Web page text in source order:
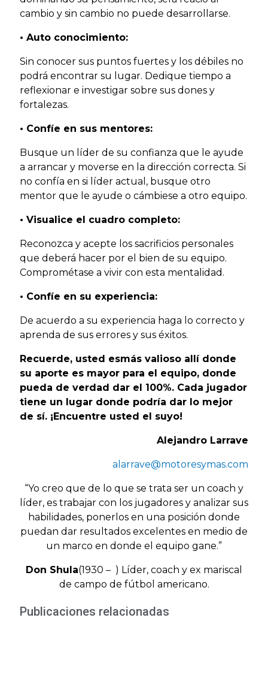
cambio y sin cambio no puede desarrollarse.
• Auto conocimiento:
Sin conocer sus puntos fuertes y los débiles no
podrá encontrar su lugar. Dedique tiempo a
reflexionar e investigar sobre sus dones y
fortalezas.
• Confíe en sus mentores:
Busque un líder de su confianza que le ayude
a arrancar y moverse en la dirección correcta. Si
no confía en si líder actual, busque otro
mentor que le ayude o cámbiese a otro equipo.
• Visualice el cuadro completo:
Reconozca y acepte los sacrificios personales
que deberá hacer por el bien de su equipo.
Comprométase a vivir con esta mentalidad.
• Confíe en su experiencia:
De acuerdo a su experiencia haga lo correcto y
aprenda de sus errores y sus éxitos.
Recuerde, usted esmás valioso allí donde
su aporte es mayor para el equipo, donde
pueda de verdad dar el 100%. Cada jugador
tiene un lugar donde podría dar lo mejor
de sí. ¡Encuentre usted el suyo!
Alejandro Larrave
alarrave@motoresymas.com
“Yo creo que de lo que se trata ser un coach y
líder, es trabajar con los jugadores y analizar sus
habilidades, ponerlos en una posición donde
puedan dar resultados excelentes en medio de
un marco en donde el equipo gane.”
Don Shula(1930 – ) Líder, coach y ex mariscal
de campo de fútbol americano.
Publicaciones relacionadas